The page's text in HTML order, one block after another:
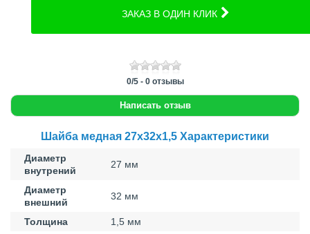
ЗАКАЗ В ОДИН КЛИК
0/5- 0отзывы
Написать отзыв
Шайба медная 27x32x1,5 Характеристики
Диаметр
внутрений
27 мм
Диаметр
внешний
32 мм
Толщина
1,5 мм